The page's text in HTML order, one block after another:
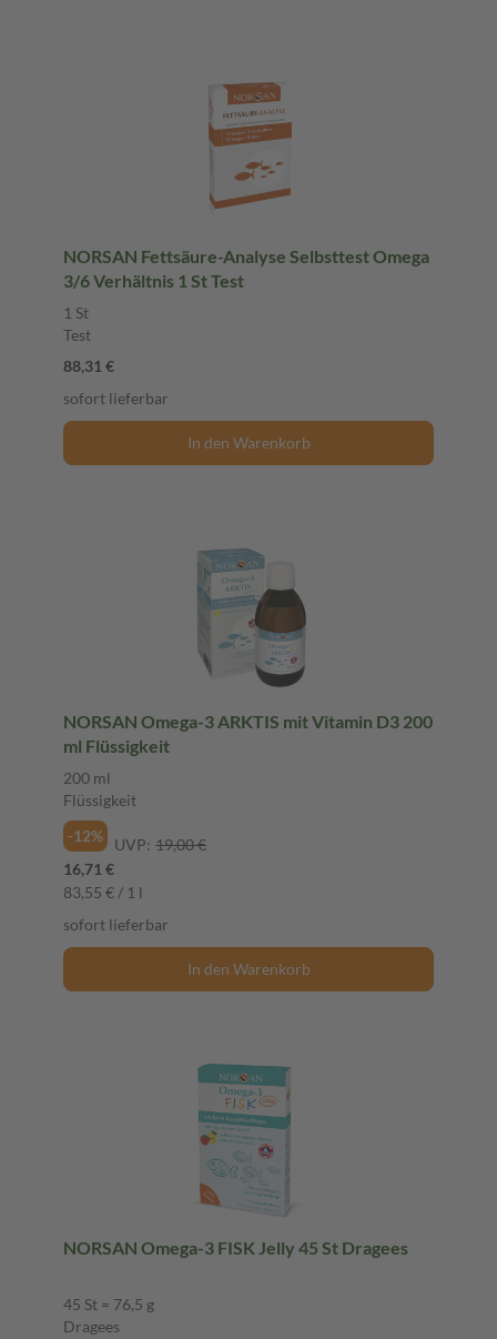
NORSAN Fettsäure-Analyse Selbsttest Omega
3/6 Verhältnis 1 St Test
1 St
Test
88,31 €
sofort lieferbar
In den Warenkorb
NORSAN Omega-3 ARKTIS mit Vitamin D3 200
ml Flüssigkeit
200 ml
Flüssigkeit
-12%
UVP: 19,00 €
16,71 €
83,55 € / 1 l
sofort lieferbar
In den Warenkorb
NORSAN Omega-3 FISK Jelly 45 St Dragees
45 St = 76,5 g
Dragees